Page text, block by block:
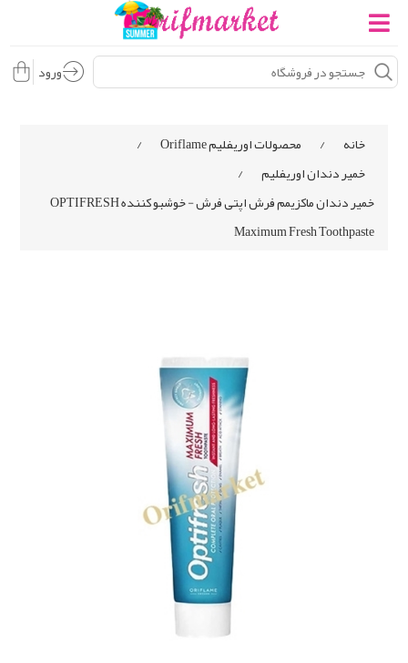
ورود
خانه / محصولات اوریفلیم Oriflame
/
خمیر دندان اوریفلیم
/
خمیر دندان ماکزیمم فرش اپتی فرش - خوشبو کننده OPTIFRESH
Maximum Fresh Toothpaste